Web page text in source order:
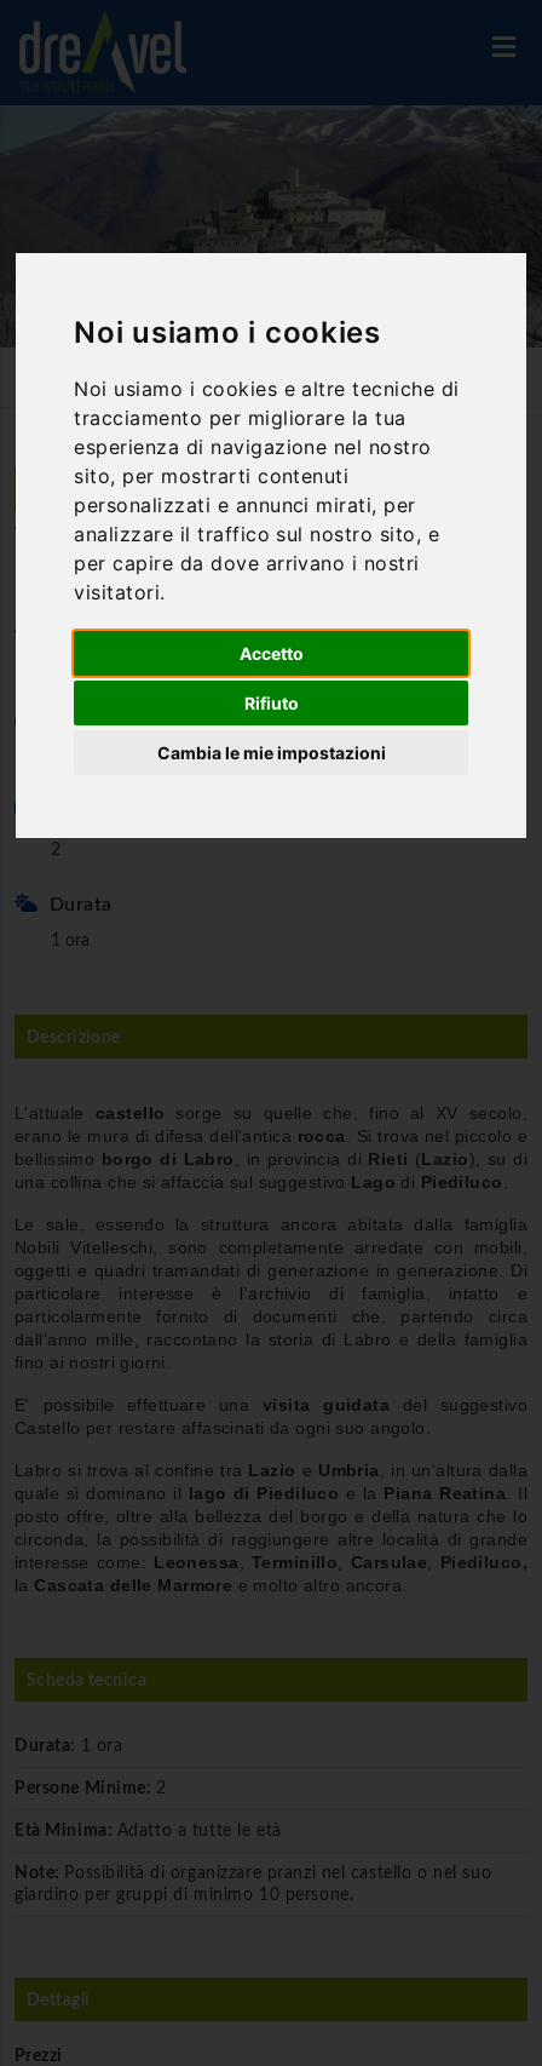
Noi usiamo i cookies
Noi usiamo i cookies e altre tecniche di
tracciamento per migliorare la tua
esperienza di navigazione nel nostro
sito, per mostrarti contenuti
personalizzati e annunci mirati, per
analizzare il traffico sul nostro sito, e
per capire da dove arrivano i nostri
visitatori.
Accetto
Rifiuto
Cambia le mie impostazioni
Visita Del Castello Di Labro - Rieti
Labro | Lazio
Visita del Castello di Labro - Rieti
Categoria
Età minima
Adatto a tutte le età
2
Durata
1 ora
Descrizione
L'attuale castello sorge su quelle che, fino al XV secolo,
erano le mura di difesa dell'antica rocca
. Si trova nel piccolo e
bellissimo borgo di Labro , in provincia di Rieti (Lazio), su di
una collina che si affaccia sul suggestivo Lago di Piediluco
Le sale, essendo la struttura ancora abitata dalla famiglia
Nobili Vitelleschi, sono completamente arredate con mobili,
oggetti e quadri tramandati di generazione in generazione. Di
particolare interesse è l'archivio di famiglia, intatto e
particolarmente fornito di documenti che, partendo circa
dall'anno mille, raccontano la storia di Labro e della famiglia
fino ai nostri giorni.
E' possibile effettuare una visita guidata del suggestivo
Castello per restare affascinati da ogni suo angolo.
Labro si trova al confine tra Lazio e Umbria
, in un'altura dalla
quale si dominano il lago di Piediluco e la Piana Reatina . Il
posto offre, oltre alla bellezza del borgo e della natura che lo
circonda, la possibilità di raggiungere altre località di grande
interesse come: Leonessa ,Terminillo Carsulae
Piediluco,
la Cascata delle Marmore e molto altro ancora.
Scheda tecnica
Durata: 1 ora
Persone Minime: 2
Età Minima: Adatto a tutte le età
Note: Possibilità di organizzare pranzi nel castello o nel suo
giardino per gruppi di minimo 10 persone.
Dettagli
Prezzi